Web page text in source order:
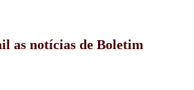
as notícias de Boletim